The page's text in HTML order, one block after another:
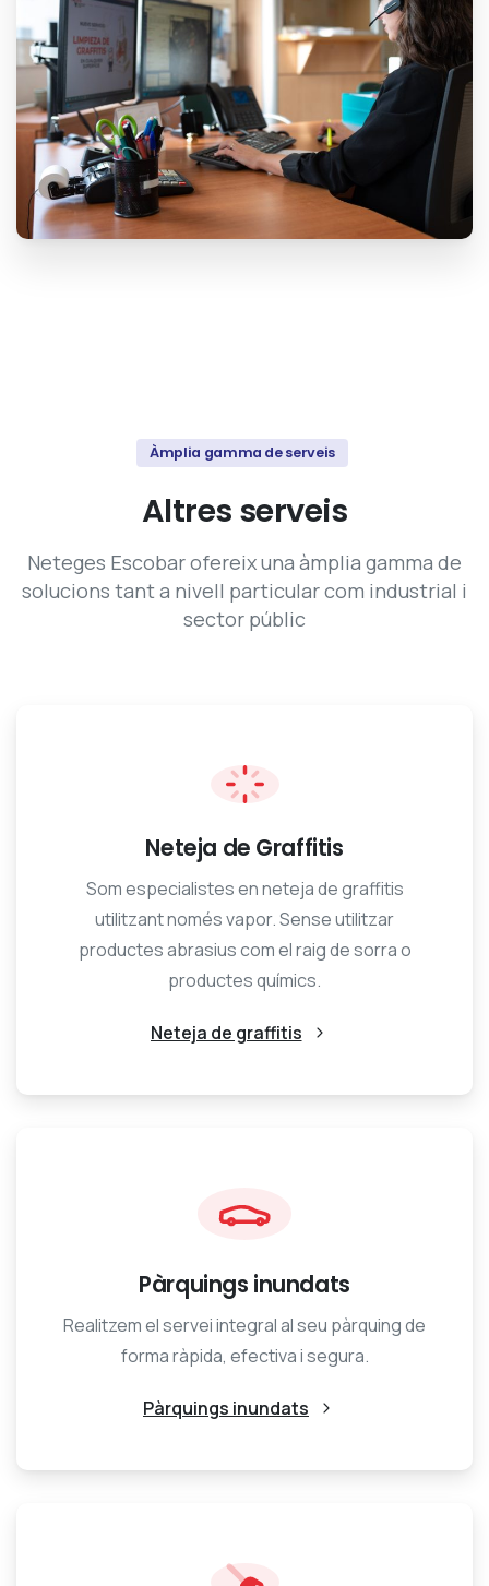
Àmplia gamma de serveis
Altres serveis
Neteges Escobar ofereix una àmplia gamma de
solucions tant a nivell particular com industrial i
sector públic
Neteja de Graffitis
Som especialistes en neteja de graffitis
utilitzant només vapor. Sense utilitzar
productes abrasius com el raig de sorra o
productes químics.
Neteja de graffitis
Pàrquings inundats
Realitzem el servei integral al seu pàrquing de
forma ràpida, efectiva i segura.
Pàrquings inundats